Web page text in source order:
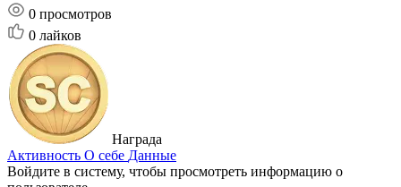
0 просмотров
0 лайков
Награда
Активность О себе Данные
Войдите в систему, чтобы просмотреть информацию о